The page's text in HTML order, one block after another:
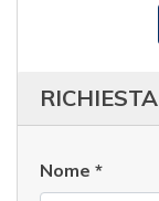
Nome *